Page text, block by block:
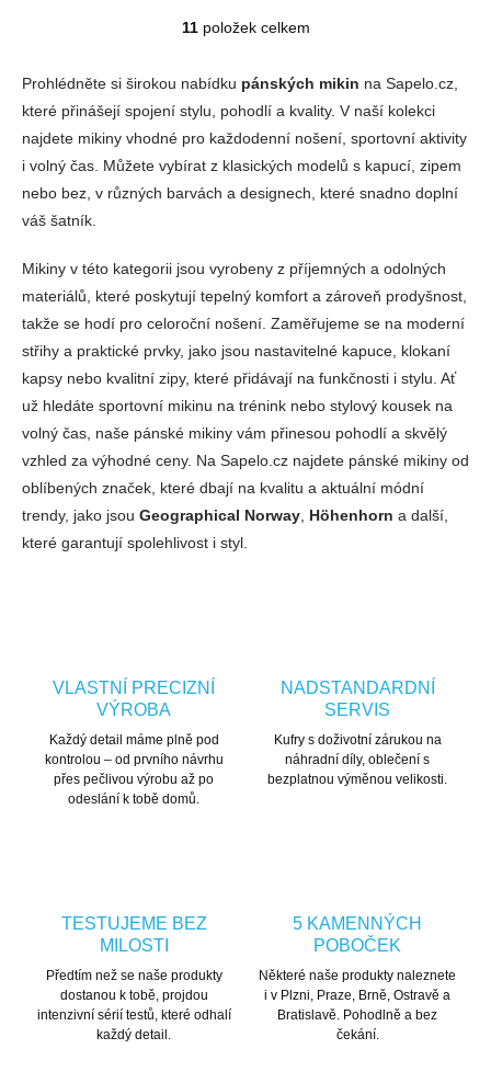
Ovládací prvky výpisu
11položek celkem
Prohlédněte si širokou nabídku pánských mikin na Sapelo.cz,
které přinášejí spojení stylu, pohodlí a kvality. V naší kolekci
najdete mikiny vhodné pro každodenní nošení, sportovní aktivity
i volný čas. Můžete vybírat z klasických modelů s kapucí, zipem
nebo bez, v různých barvách a designech, které snadno doplní
váš šatník.
Mikiny v této kategorii jsou vyrobeny z příjemných a odolných
materiálů, které poskytují tepelný komfort a zároveň prodyšnost,
takže se hodí pro celoroční nošení. Zaměřujeme se na moderní
střihy a praktické prvky, jako jsou nastavitelné kapuce, klokaní
kapsy nebo kvalitní zipy, které přidávají na funkčnosti i stylu. Ať
už hledáte sportovní mikinu na trénink nebo stylový kousek na
volný čas, naše pánské mikiny vám přinesou pohodlí a skvělý
vzhled za výhodné ceny. Na Sapelo.cz najdete pánské mikiny od
oblíbených značek, které dbají na kvalitu a aktuální módní
trendy, jako jsou Geographical Norway Höhenhorn a další,
které garantují spolehlivost i styl.
VLASTNÍ PRECIZNÍ
VÝROBA
Každý detail máme plně pod
kontrolou – od prvního návrhu
přes pečlivou výrobu až po
odeslání k tobě domů.
NADSTANDARDNÍ
SERVIS
Kufry s doživotní zárukou na
náhradní díly, oblečení s
bezplatnou výměnou velikosti.
TESTUJEME BEZ
MILOSTI
Předtím než se naše produkty
dostanou k tobě, projdou
intenzivní sérií testů, které odhalí
každý detail.
5 KAMENNÝCH
POBOČEK
Některé naše produkty naleznete
i v Plzni, Praze, Brně, Ostravě a
Bratislavě. Pohodlně a bez
čekání.